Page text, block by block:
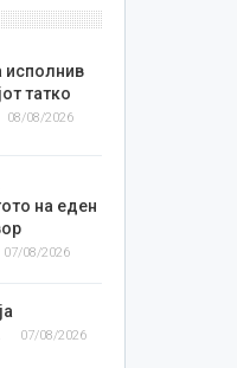
исполнив
татко
08/08/2026
на еден
07/08/2026
07/08/2026